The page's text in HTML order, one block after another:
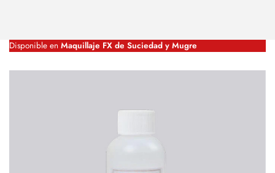
Disponible en Maquillaje FX de Suciedad y Mugre